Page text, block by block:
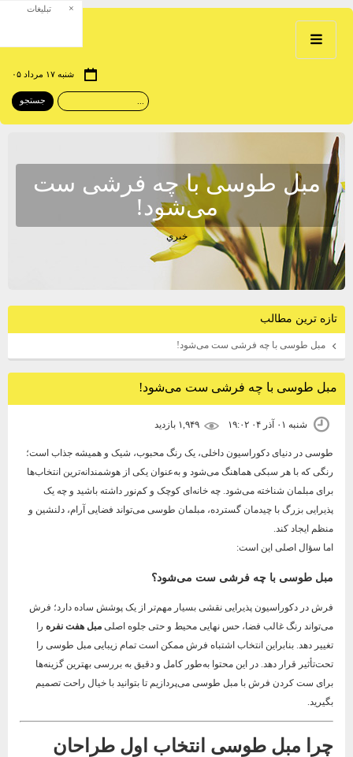
شنبه ۱۷ مرداد ۰۵
مبل طوسی با چه فرشی ست
می‌شود!
خبري
تازه ترين مطالب
مبل طوسی با چه فرشی ست می‌شود!
مبل طوسی با چه فرشی ست می‌شود!
شنبه ۰۱ آذر ۰۴ ۱۹:۰۲ ۱,۹۴۹ بازديد
طوسی در دنیای دکوراسیون داخلی، یک رنگ محبوب، شیک و همیشه جذاب است؛
رنگی که با هر سبکی هماهنگ می‌شود و به‌عنوان یکی از هوشمندانه‌ترین انتخاب‌ها
برای مبلمان شناخته می‌شود. چه خانه‌ای کوچک و کم‌نور داشته باشید و چه یک
پذیرایی بزرگ با چیدمان گسترده، مبلمان طوسی می‌تواند فضایی آرام، دلنشین و
منظم ایجاد کند.
اما سؤال اصلی این است:
مبل طوسی با چه فرشی ست می‌شود؟
فرش در دکوراسیون پذیرایی نقشی بسیار مهم‌تر از یک پوشش ساده دارد؛ فرش
می‌تواند رنگ غالب فضا، حس نهایی محیط و حتی جلوه اصلی مبل هفت نفره را
تغییر دهد. بنابراین انتخاب اشتباه فرش ممکن است تمام زیبایی مبل طوسی را
تحت‌تأثیر قرار دهد. در این محتوا به‌طور کامل و دقیق به بررسی بهترین گزینه‌ها
برای ست کردن فرش با مبل طوسی می‌پردازیم تا بتوانید با خیال راحت تصمیم
بگیرید.
چرا مبل طوسی انتخاب اول طراحان
تبلیغات